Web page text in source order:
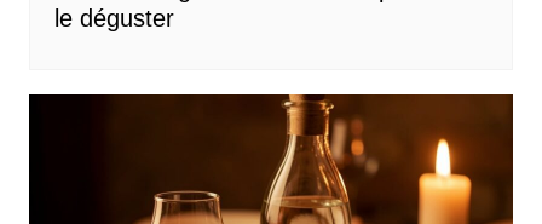
le déguster